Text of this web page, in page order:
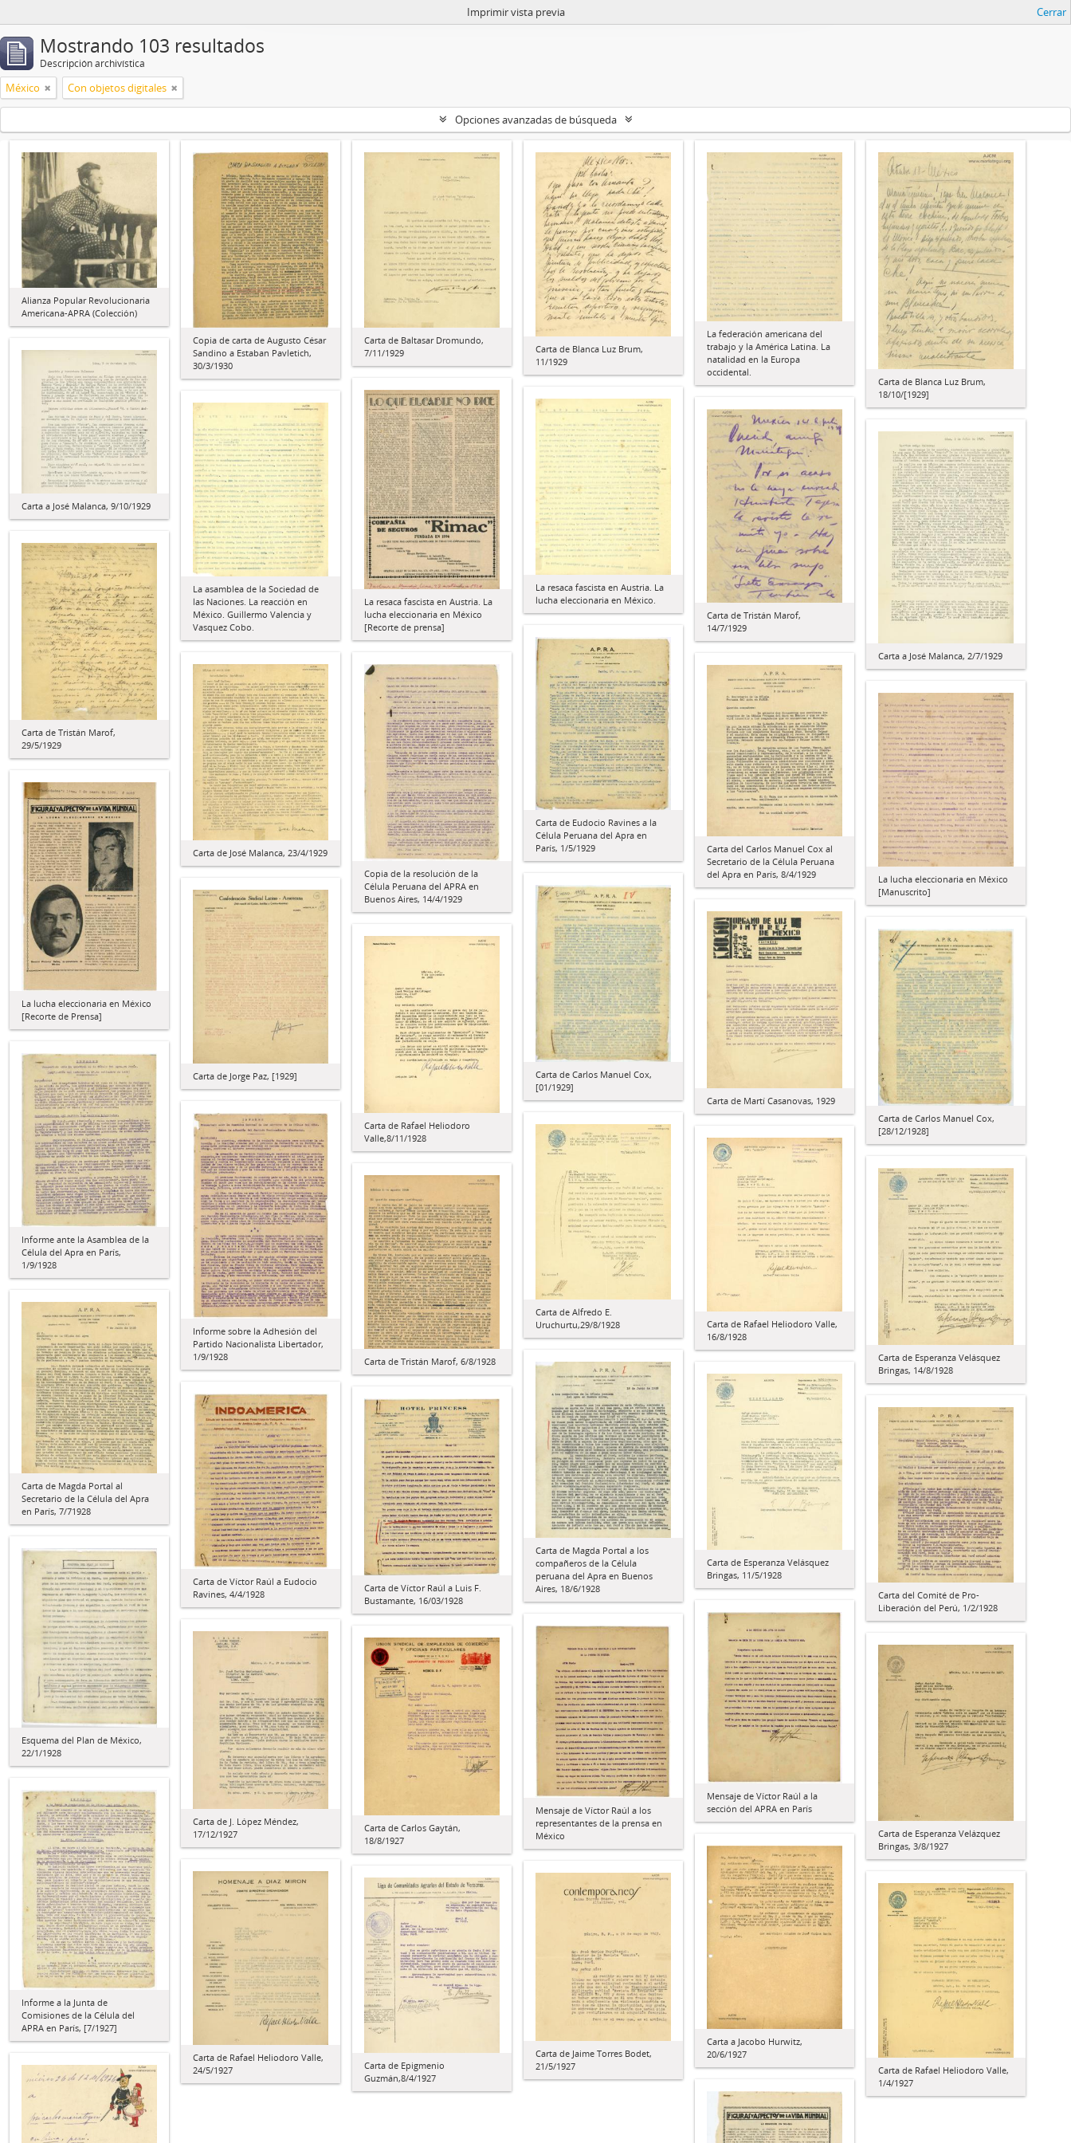
Imprimir vista previa Cerrar
Mostrando 103 resultados
Descripción archivística
México Con objetos digitales
Opciones avanzadas de búsqueda
Alianza Popular Revolucionaria
Americana-APRA (Colección)
Copia de carta de Augusto César
Sandino a Estaban Pavletich,
30/3/1930
Carta de Baltasar Dromundo,
7/11/1929
Carta de Blanca Luz Brum,
11/1929
La federación americana del
trabajo y la América Latina. La
natalidad en la Europa
occidental.
Carta de Blanca Luz Brum,
18/10/[1929]
Carta a José Malanca, 9/10/1929
La resaca fascista en Austria. La
lucha eleccionaria en México
[Recorte de prensa]
La resaca fascista en Austria. La
lucha eleccionaria en México.
La asamblea de la Sociedad de
las Naciones. La reacción en
México. Guillermo Valencia y
Vasquez Cobo.
Carta de Tristán Marof,
14/7/1929
Carta a José Malanca, 2/7/1929
Carta de Tristán Marof,
29/5/1929
Carta de Eudocio Ravines a la
Célula Peruana del Apra en
París, 1/5/1929
Carta de José Malanca, 23/4/1929
Copia de la resolución de la
Célula Peruana del APRA en
Buenos Aires, 14/4/1929
Carta del Carlos Manuel Cox al
Secretario de la Célula Peruana
del Apra en París, 8/4/1929
La lucha eleccionaria en México
[Manuscrito]
La lucha eleccionaria en México
[Recorte de Prensa]
Carta de Carlos Manuel Cox,
[01/1929]
Carta de Jorge Paz, [1929]
Carta de Martí Casanovas, 1929
Carta de Carlos Manuel Cox,
[28/12/1928]
Carta de Rafael Heliodoro
Valle,8/11/1928
Informe ante la Asamblea de la
Célula del Apra en París,
1/9/1928
Informe sobre la Adhesión del
Partido Nacionalista Libertador,
1/9/1928
Carta de Alfredo E.
Uruchurtu,29/8/1928
Carta de Rafael Heliodoro Valle,
16/8/1928
Carta de Esperanza Velásquez
Bringas, 14/8/1928
Carta de Tristán Marof, 6/8/1928
Carta de Magda Portal al
Secretario de la Célula del Apra
en París, 7/71928
Carta de Magda Portal a los
compañeros de la Célula
peruana del Apra en Buenos
Aires, 18/6/1928
Carta de Esperanza Velásquez
Bringas, 11/5/1928
Carta de Víctor Raúl a Eudocio
Ravines, 4/4/1928
Carta de Víctor Raúl a Luis F.
Bustamante, 16/03/1928
Carta del Comité de Pro-
Liberación del Perú, 1/2/1928
Esquema del Plan de México,
22/1/1928
Mensaje de Víctor Raúl a la
sección del APRA en París
Mensaje de Víctor Raúl a los
representantes de la prensa en
México
Carta de J. López Méndez,
17/12/1927
Carta de Carlos Gaytán,
18/8/1927
Carta de Esperanza Velázquez
Bringas, 3/8/1927
Informe a la Junta de
Comisiones de la Célula del
APRA en París, [7/1927]
Carta a Jacobo Hurwitz,
20/6/1927
Carta de Rafael Heliodoro Valle,
24/5/1927
Carta de Jaime Torres Bodet,
21/5/1927
Carta de Epigmenio
Guzmán,8/4/1927
Carta de Rafael Heliodoro Valle,
1/4/1927